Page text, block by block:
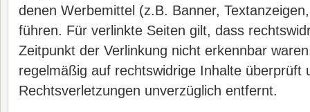
denen Werbemittel (z.B. Banner,
führen. Für verlinkte Seiten gilt, dass
Zeitpunkt der Verlinkung nicht erkennbar
regelmäßig auf rechtswidrige Inhalte überprüft
Rechtsverletzungen unverzüglich entfernt.